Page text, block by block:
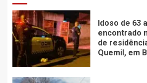
Idoso de 63
encontrado
de
Quemil, em